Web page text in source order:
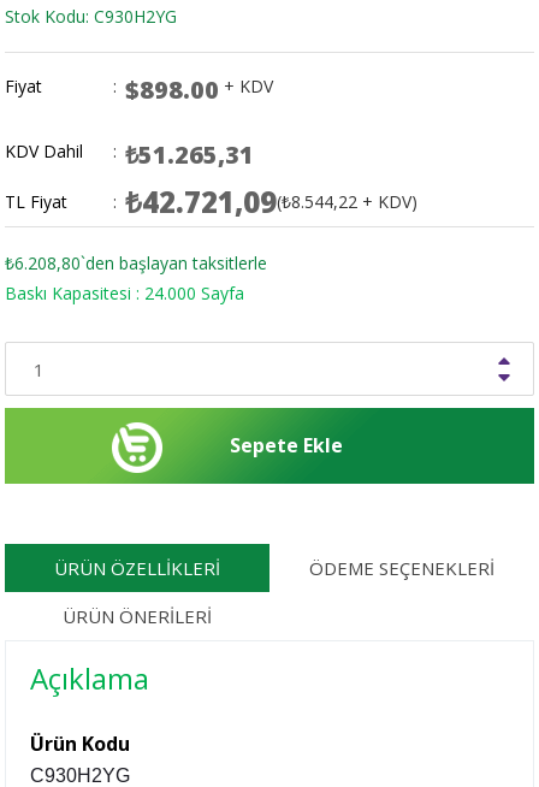
Stok Kodu: C930H2YG
Fiyat : $898.00 + KDV
KDV Dahil : ₺51.265,31
TL Fiyat : ₺42.721,09(₺8.544,22 + KDV)
₺6.208,80`den başlayan taksitlerle
Baskı Kapasitesi : 24.000 Sayfa
ÜRÜN ÖZELLIKLERI
ÖDEME SEÇENEKLERI
ÜRÜN ÖNERILERI
Açıklama
Ürün Kodu
C930H2YG